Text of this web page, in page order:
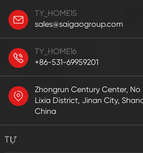
TY_HOME15
sales@saigaogroup.com
TY_HOME16
+86-531-69959201
Zhongrun Century Center, No
Lixia District, Jinan City,
China
TỰ